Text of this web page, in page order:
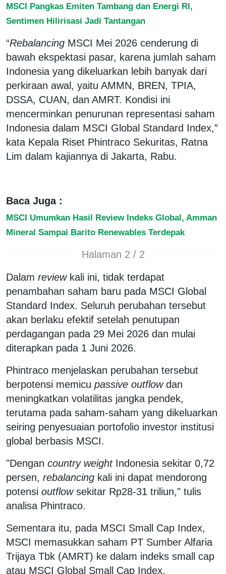
MSCI Pangkas Emiten Tambang dan Energi RI,
Sentimen Hilirisasi Jadi Tantangan
“Rebalancing MSCI Mei 2026 cenderung di
bawah ekspektasi pasar, karena jumlah saham
Indonesia yang dikeluarkan lebih banyak dari
perkiraan awal, yaitu AMMN, BREN, TPIA,
DSSA, CUAN, dan AMRT. Kondisi ini
mencerminkan penurunan representasi saham
Indonesia dalam MSCI Global Standard Index,”
kata Kepala Riset Phintraco Sekuritas, Ratna
Lim dalam kajiannya di Jakarta, Rabu.
Baca Juga :
MSCI Umumkan Hasil Review Indeks Global, Amman
Mineral Sampai Barito Renewables Terdepak
Halaman 2 / 2
Dalam reviewkali ini, tidak terdapat
penambahan saham baru pada MSCI Global
Standard Index. Seluruh perubahan tersebut
akan berlaku efektif setelah penutupan
perdagangan pada 29 Mei 2026 dan mulai
diterapkan pada 1 Juni 2026.
Phintraco menjelaskan perubahan tersebut
berpotensi memicu passive outflowdan
meningkatkan volatilitas jangka pendek,
terutama pada saham-saham yang dikeluarkan
seiring penyesuaian portofolio investor institusi
global berbasis MSCI.
"Dengan country weightIndonesia sekitar 0,72
persen, rebalancing kali ini dapat mendorong
potensi outflowsekitar Rp28-31 triliun," tulis
analisa Phintraco.
Sementara itu, pada MSCI Small Cap Index,
MSCI memasukkan saham PT Sumber Alfaria
Trijaya Tbk (AMRT) ke dalam indeks small cap
atau MSCI Global Small Cap Index.